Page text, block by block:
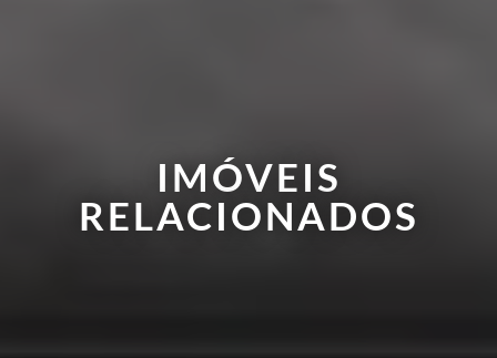
IMÓVEIS
RELACIONADOS